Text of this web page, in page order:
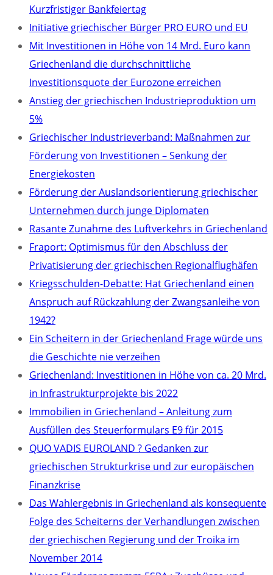
Kurzfristiger Bankfeiertag
Initiative griechischer Bürger PRO EURO und EU
Mit Investitionen in Höhe von 14 Mrd. Euro kann
Griechenland die durchschnittliche
Investitionsquote der Eurozone erreichen
Anstieg der griechischen Industrieproduktion um
5%
Griechischer Industrieverband: Maßnahmen zur
Förderung von Investitionen – Senkung der
Energiekosten
Förderung der Auslandsorientierung griechischer
Unternehmen durch junge Diplomaten
Rasante Zunahme des Luftverkehrs in Griechenland
Fraport: Optimismus für den Abschluss der
Privatisierung der griechischen Regionalflughäfen
Kriegsschulden-Debatte: Hat Griechenland einen
Anspruch auf Rückzahlung der Zwangsanleihe von
1942?
Ein Scheitern in der Griechenland Frage würde uns
die Geschichte nie verzeihen
Griechenland: Investitionen in Höhe von ca. 20 Mrd.
in Infrastrukturprojekte bis 2022
Immobilien in Griechenland – Anleitung zum
Ausfüllen des Steuerformulars E9 für 2015
QUO VADIS EUROLAND ? Gedanken zur
griechischen Strukturkrise und zur europäischen
Finanzkrise
Das Wahlergebnis in Griechenland als konsequente
Folge des Scheiterns der Verhandlungen zwischen
der griechischen Regierung und der Troika im
November 2014